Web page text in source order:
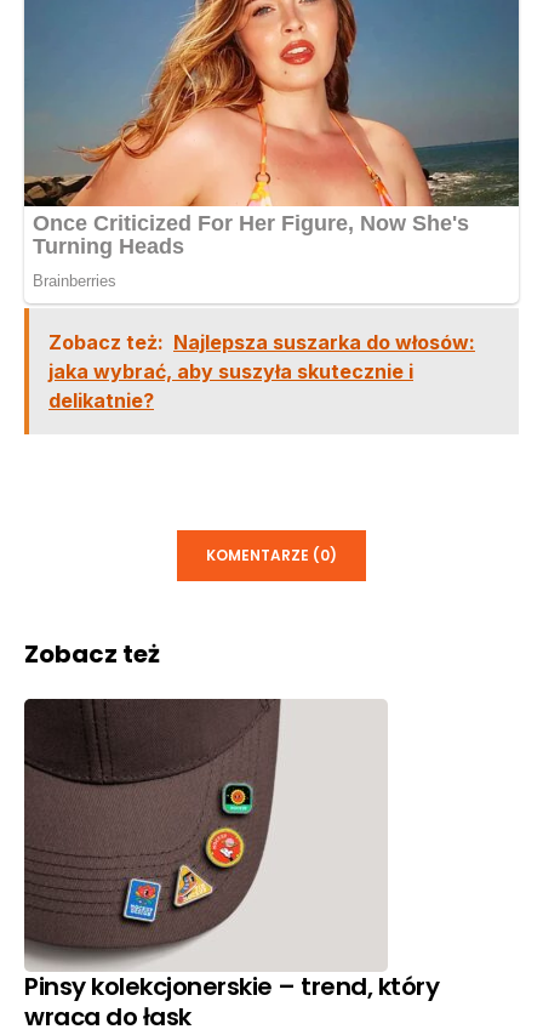
Zobacz też: Najlepsza suszarka do włosów:
jaka wybrać, aby suszyła skutecznie i
delikatnie?
KOMENTARZE (0)
Zobacz też
Pinsy kolekcjonerskie – trend, który
wraca do łask